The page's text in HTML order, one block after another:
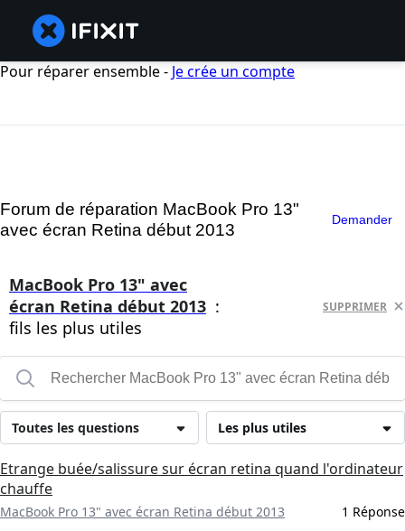
Pour réparer ensemble - Je crée un compte
Forum de réparation MacBook Pro 13"
avec écran Retina début 2013
Demander
MacBook Pro 13" avec
écran Retina début 2013 :
fils les plus utiles
SUPPRIMER
Les plus utiles
Toutes les questions
Etrange buée/salissure sur écran retina quand l'ordinateur
chauffe
MacBook Pro 13" avec écran Retina début 2013 1 Réponse